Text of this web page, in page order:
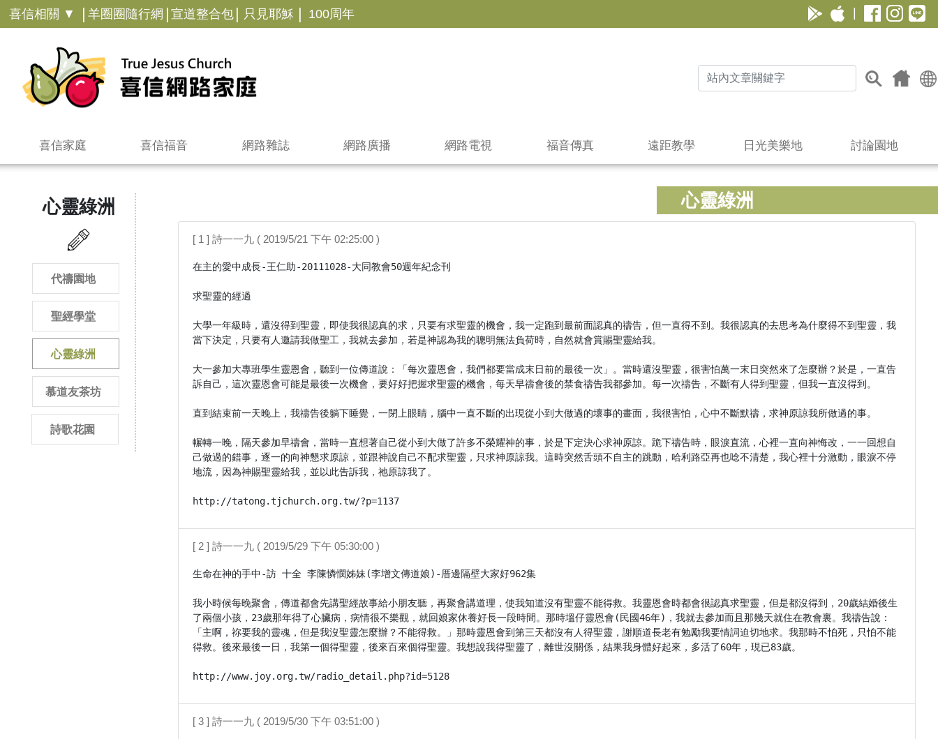
喜信相關 ▼ | 羊圈圈隨行網 | 宣道整合包 | 只見耶穌 | 100周年
喜信家庭 喜信福音 網路雜誌 網路廣播 網路電視 福音傳真 遠距教學 日光美樂地 討論園地
心靈綠洲
心靈綠洲
代禱園地
聖經學堂
心靈綠洲
慕道友茶坊
詩歌花園
[ 1 ] 詩一一九 ( 2019/5/21 下午 02:25:00 )
在主的愛中成長-王仁助-20111028-大同教會50週年紀念刊
求聖靈的經過
大學一年級時，還沒得到聖靈，即使我很認真的求，只要有求聖靈的機會，我一定跑到最前面認真的禱告，但一直得不到。我很認真的去思考為什麼得不到聖靈，我
當下決定，只要有人邀請我做聖工，我就去參加，若是神認為我的聰明無法負荷時，自然就會賞賜聖靈給我。
大一參加大專班學生靈恩會，聽到一位傳道說：「每次靈恩會，我們都要當成末日前的最後一次」。當時還沒聖靈，很害怕萬一末日突然來了怎麼辦？於是，一直告
訴自己，這次靈恩會可能是最後一次機會，要好好把握求聖靈的機會，每天早禱會後的禁食禱告我都參加。每一次禱告，不斷有人得到聖靈，但我一直沒得到。
直到結束前一天晚上，我禱告後躺下睡覺，一閉上眼睛，腦中一直不斷的出現從小到大做過的壞事的畫面，我很害怕，心中不斷默禱，求神原諒我所做過的事。
輾轉一晚，隔天參加早禱會，當時一直想著自己從小到大做了許多不榮耀神的事，於是下定決心求神原諒。跪下禱告時，眼淚直流，心裡一直向神悔改，一一回想自
己做過的錯事，逐一的向神懇求原諒，並跟神說自己不配求聖靈，只求神原諒我。這時突然舌頭不自主的跳動，哈利路亞再也唸不清楚，我心裡十分激動，眼淚不停
地流，因為神賜聖靈給我，並以此告訴我，祂原諒我了。
http://tatong.tjchurch.org.tw/?p=1137
[ 2 ] 詩一一九 ( 2019/5/29 下午 05:30:00 )
生命在神的手中-訪 十全 李陳憐憫姊妹(李增文傳道娘)-厝邊隔壁大家好962集
我小時候每晚聚會，傳道都會先講聖經故事給小朋友聽，再聚會講道理，使我知道沒有聖靈不能得救。我靈恩會時都會很認真求聖靈，但是都沒得到，20歲結婚後生
了兩個小孩，23歲那年得了心臟病，病情很不樂觀，就回娘家休養好長一段時間。那時塭仔靈恩會(民國46年)，我就去參加而且那幾天就住在教會裏。我禱告說：
「主啊，祢要我的靈魂，但是我沒聖靈怎麼辦？不能得救。」那時靈恩會到第三天都沒有人得聖靈，謝順道長老有勉勵我要情詞迫切地求。我那時不怕死，只怕不能
得救。後來最後一日，我第一個得聖靈，後來百來個得聖靈。我想說我得聖靈了，離世沒關係，結果我身體好起來，多活了60年，現已83歲。
http://www.joy.org.tw/radio_detail.php?id=5128
[ 3 ] 詩一一九 ( 2019/5/30 下午 03:51:00 )